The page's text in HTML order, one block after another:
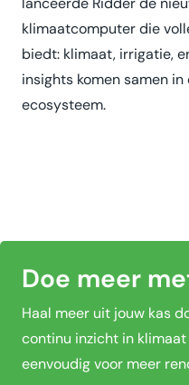
klimaatcomputer die
biedt: klimaat, irrigatie,
insights komen samen
ecosysteem.
Doe meer
Haal meer uit jouw kas
continu inzicht in
eenvoudig voor meer